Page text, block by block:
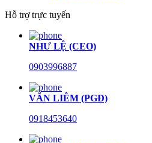
Hỗ trợ trực tuyến
NHƯ LỆ (CEO)
0903996887
VĂN LIÊM (PGĐ)
0918453640